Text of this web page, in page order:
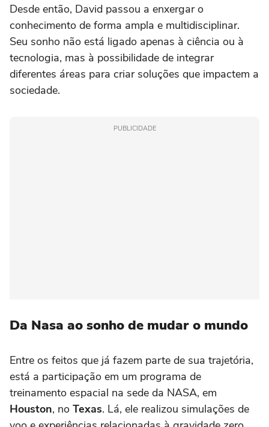
Desde então, David passou a enxergar o
conhecimento de forma ampla e multidisciplinar.
Seu sonho não está ligado apenas à ciência ou à
tecnologia, mas à possibilidade de integrar
diferentes áreas para criar soluções que impactem a
sociedade.
PUBLICIDADE
Da Nasa ao sonho de mudar o mundo
Entre os feitos que já fazem parte de sua trajetória,
está a participação em um programa de
treinamento espacial na sede da NASA, em
Houston, no Texas. Lá, ele realizou simulações de